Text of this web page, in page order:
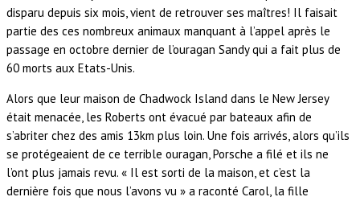
disparu depuis six mois, vient de retrouver ses maîtres! Il faisait
partie des ces nombreux animaux manquant à l’appel après le
passage en octobre dernier de l’ouragan Sandy qui a fait plus de
60 morts aux Etats-Unis.
Alors que leur maison de Chadwock Island dans le New Jersey
était menacée, les Roberts ont évacué par bateaux afin de
s’abriter chez des amis 13km plus loin. Une fois arrivés, alors qu’ils
se protégeaient de ce terrible ouragan, Porsche a filé et ils ne
l’ont plus jamais revu. « Il est sorti de la maison, et c’est la
dernière fois que nous l’avons vu » a raconté Carol, la fille